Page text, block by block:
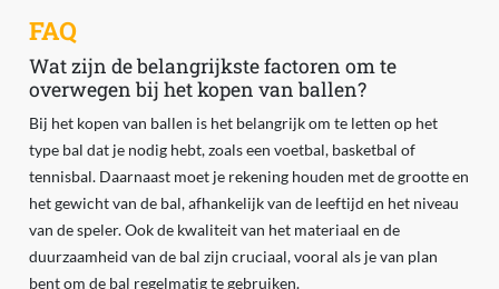
FAQ
Wat zijn de belangrijkste factoren om te
overwegen bij het kopen van ballen?
Bij het kopen van ballen is het belangrijk om te letten op het
type bal dat je nodig hebt, zoals een voetbal, basketbal of
tennisbal. Daarnaast moet je rekening houden met de grootte en
het gewicht van de bal, afhankelijk van de leeftijd en het niveau
van de speler. Ook de kwaliteit van het materiaal en de
duurzaamheid van de bal zijn cruciaal, vooral als je van plan
bent om de bal regelmatig te gebruiken.